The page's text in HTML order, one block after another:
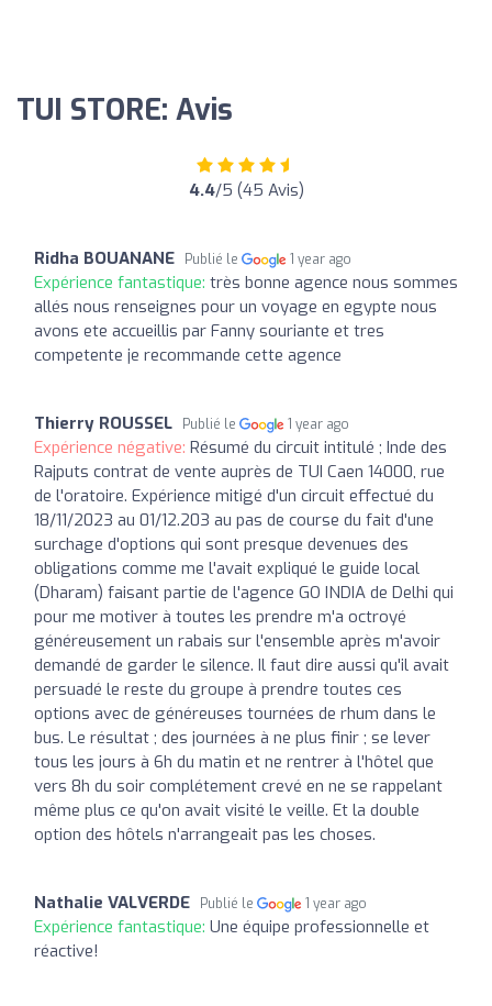
TUI STORE: Avis
4.4/5 (45 Avis)
Ridha BOUANANE Publié le 1 year ago
Expérience fantastique: très bonne agence nous sommes
allés nous renseignes pour un voyage en egypte nous
avons ete accueillis par Fanny souriante et tres
competente je recommande cette agence
Thierry ROUSSEL Publié le 1 year ago
Expérience négative: Résumé du circuit intitulé ; Inde des
Rajputs contrat de vente auprès de TUI Caen 14000, rue
de l'oratoire. Expérience mitigé d'un circuit effectué du
18/11/2023 au 01/12.203 au pas de course du fait d'une
surchage d'options qui sont presque devenues des
obligations comme me l'avait expliqué le guide local
(Dharam) faisant partie de l'agence GO INDIA de Delhi qui
pour me motiver à toutes les prendre m'a octroyé
généreusement un rabais sur l'ensemble après m'avoir
demandé de garder le silence. Il faut dire aussi qu'il avait
persuadé le reste du groupe à prendre toutes ces
options avec de généreuses tournées de rhum dans le
bus. Le résultat ; des journées à ne plus finir ; se lever
tous les jours à 6h du matin et ne rentrer à l'hôtel que
vers 8h du soir complétement crevé en ne se rappelant
même plus ce qu'on avait visité le veille. Et la double
option des hôtels n'arrangeait pas les choses.
Nathalie VALVERDE Publié le 1 year ago
Expérience fantastique: Une équipe professionnelle et
réactive!